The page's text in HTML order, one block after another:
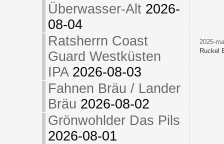
Überwasser-Alt 2026-
08-04
Ratsherrn Coast
Guard Westküsten
IPA 2026-08-03
Fahnen Bräu / Lander
Bräu 2026-08-02
Grönwohlder Das Pils
2026-08-01
2025-
Ruckel